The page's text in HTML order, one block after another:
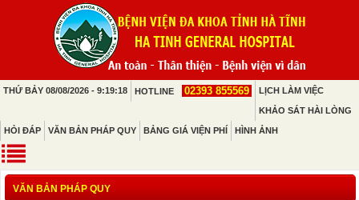
THỨ BẢY 08/08/2026 - 9:19:18 HOTLINE 02393 855569 LỊCH LÀM VIỆC
KHẢO SÁT HÀI LÒNG
HỎI ĐÁP VĂN BẢN PHÁP QUY BẢNG GIÁ VIỆN PHÍ HÌNH ẢNH
VĂN BẢN PHÁP QUY